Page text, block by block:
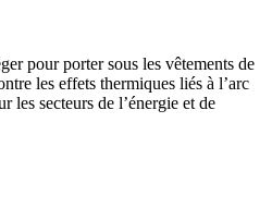
pour porter sous les vêtements de
les effets thermiques liés à l’arc
les secteurs de l’énergie et de